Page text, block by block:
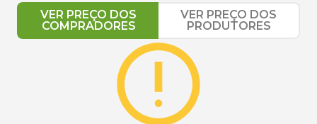
VER PREÇO DOS
COMPRADORES
VER PREÇO DOS
PRODUTORES